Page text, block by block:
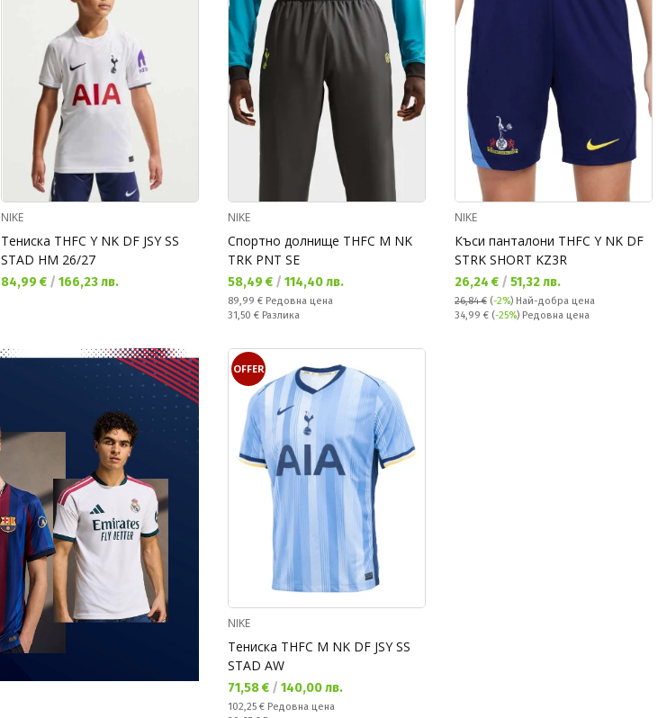
NIKE
Тениска THFC Y NK DF JSY SS
STAD HM 26/27
Текуща цена:
84,99 € / 166,23 лв.
NIKE
Спортно долнище THFC M NK
TRK PNT SE
Текуща цена:
58,49 € / 114,40 лв.
Редовна цена:
89,99 € Редовна цена
Спестявате:
31,50 € Разлика
NIKE
Къси панталони THFC Y NK DF
STRK SHORT KZ3R
Текуща цена:
26,24 € / 51,32 лв.
26,84 € (-2%) Най-добра цена
Редовна цена:
34,99 € (-25%) Редовна цена
OFFER
NIKE
Тениска THFC M NK DF JSY SS
STAD AW
Текуща цена:
71,58 € / 140,00 лв.
Редовна цена:
102,25 € Редовна цена